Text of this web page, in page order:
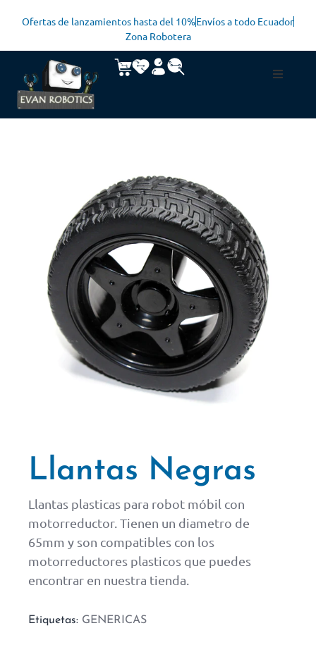
Ofertas de lanzamientos hasta del 10%Envíos a todo Ecuador
Zona Robotera
Llantas Negras
Llantas plasticas para robot móbil con
motorreductor. Tienen un diametro de
65mm y son compatibles con los
motorreductores plasticos que puedes
encontrar en nuestra tienda.
Etiquetas: GENERICAS